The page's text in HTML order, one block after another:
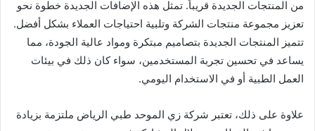
من المنتجات الجديدة قريباً. تمثل هذه الإضافات الجديدة خطوة نحو
تعزيز مجموعة منتجات الشركة وتلبية احتياجات العملاء بشكل أفضل.
تتميز المنتجات الجديدة بتصاميم مبتكرة ومواد عالية الجودة، مما
يساعد في تحسين تجربة المستخدمين، سواء كان ذلك في بيئات
العمل الطبية أو في الاستخدام اليومي.
علاوة على ذلك، تعتبر شركة زي الموحد طبي الرياض ملتزمة بزيادة